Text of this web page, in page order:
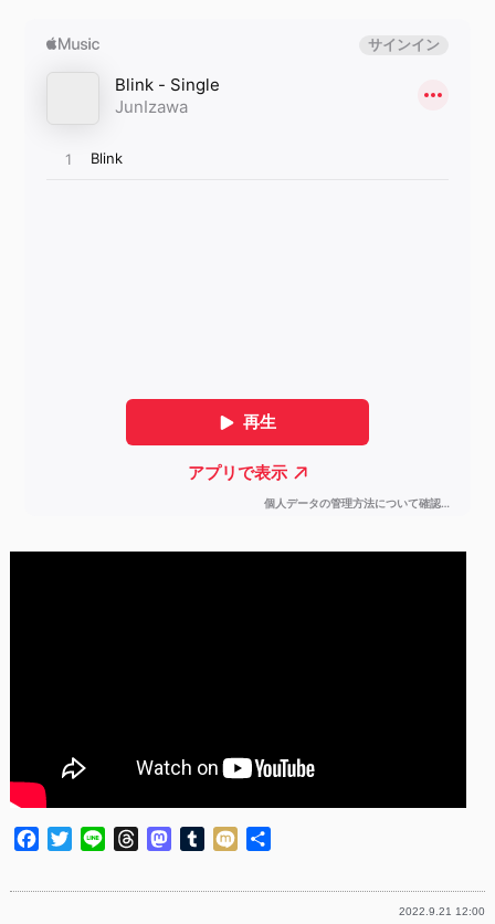
Facebook
TwitterLine ThreadsMastodon
Tumblr
Mixi
2022.9.21 12:00